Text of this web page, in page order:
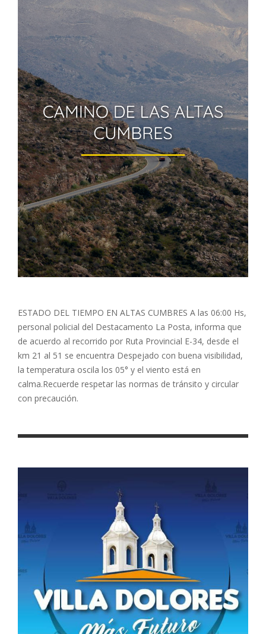
ESTADO DEL TIEMPO EN ALTAS CUMBRES A las 06:00 Hs,
personal policial del Destacamento La Posta, informa que
de acuerdo al recorrido por Ruta Provincial E-34, desde el
km 21 al 51 se encuentra Despejado con buena visibilidad,
la temperatura oscila los 05° y el viento está en
calma.Recuerde respetar las normas de tránsito y circular
con precaución.